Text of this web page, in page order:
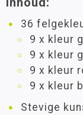
36
9 x kleur
9 x kleur
9 x kleur
9 x kleur
Stevige